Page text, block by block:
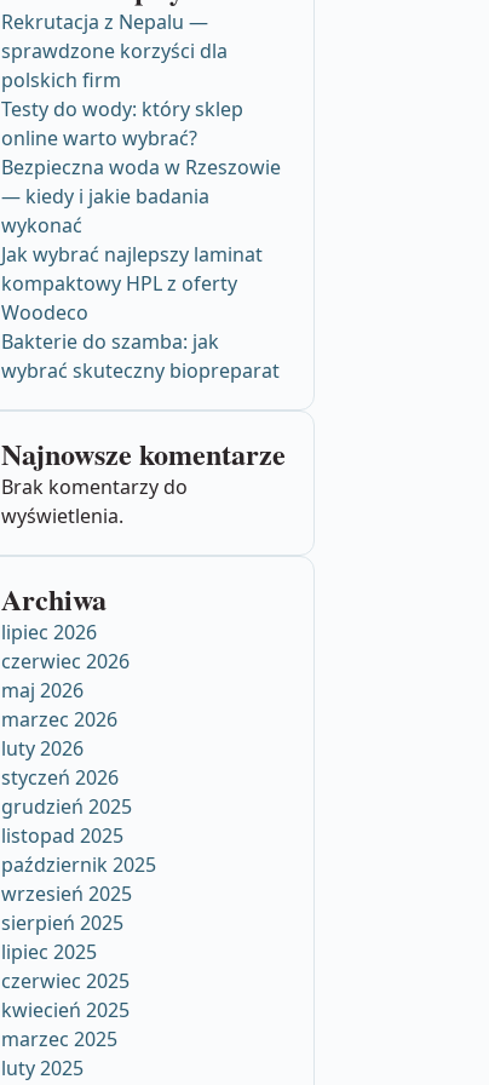
Rekrutacja z Nepalu —
sprawdzone korzyści dla
polskich firm
Testy do wody: który sklep
online warto wybrać?
Bezpieczna woda w Rzeszowie
— kiedy i jakie badania
wykonać
Jak wybrać najlepszy laminat
kompaktowy HPL z oferty
Woodeco
Bakterie do szamba: jak
wybrać skuteczny biopreparat
Najnowsze komentarze
Brak komentarzy do
wyświetlenia.
Archiwa
lipiec 2026
czerwiec 2026
maj 2026
marzec 2026
luty 2026
styczeń 2026
grudzień 2025
listopad 2025
październik 2025
wrzesień 2025
sierpień 2025
lipiec 2025
czerwiec 2025
kwiecień 2025
marzec 2025
luty 2025